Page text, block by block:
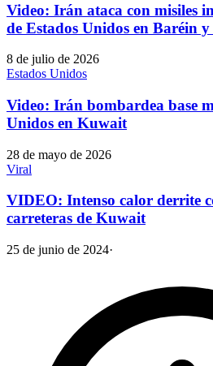
Video: Irán ataca con misiles
de Estados Unidos en Baréin
8 de julio de 2026
Estados Unidos
Video: Irán bombardea base
Unidos en Kuwait
28 de mayo de 2026
Viral
VIDEO: Intenso calor derrite
carreteras de Kuwait
25 de junio de 2024·